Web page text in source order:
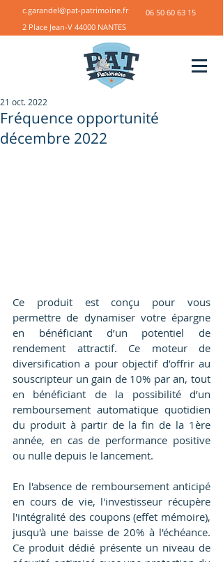
c.garandel@pat-patrimoine.fr
06 50 60 63 15
2 Place Jean-V 44000 NANTES
Fréquence opportunité
décembre 2022
21 oct. 2022
Ce produit est conçu pour vous
permettre de dynamiser votre épargne
en bénéficiant d’un potentiel de
rendement attractif. Ce moteur de
diversification a pour objectif d’offrir au
souscripteur un gain de 10% par an, tout
en bénéficiant de la possibilité d’un
remboursement automatique quotidien
du produit à partir de la fin de la 1ère
année, en cas de performance positive
ou nulle depuis le lancement.
En l'absence de remboursement anticipé
en cours de vie, l'investisseur récupère
l'intégralité des coupons (effet mémoire),
jusqu'à une baisse de 20% à l'échéance.
Ce produit dédié présente un niveau de